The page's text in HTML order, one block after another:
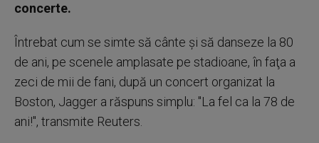
concerte.
Întrebat cum se simte să cânte şi să danseze la 80
de ani, pe scenele amplasate pe stadioane, în faţa a
zeci de mii de fani, după un concert organizat la
Boston, Jagger a răspuns simplu: "La fel ca la 78 de
ani!", transmite Reuters.